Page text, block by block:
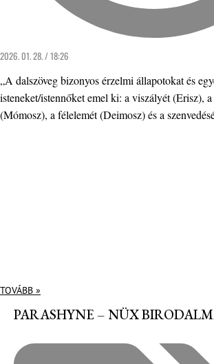
2026. 01. 28. / 18:26
„A dalszöveg bizonyos érzelmi állapotokat és
isteneket/istennőket emel ki: a viszályét (Erisz), a
(Mómosz), a félelemét (Deimosz) és a
TOVÁBB »
PARASHYNE – NÜX